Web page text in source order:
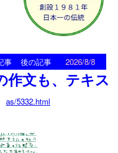
事 後の記事 2026/8/8
作文も、テキス
as/5332.html